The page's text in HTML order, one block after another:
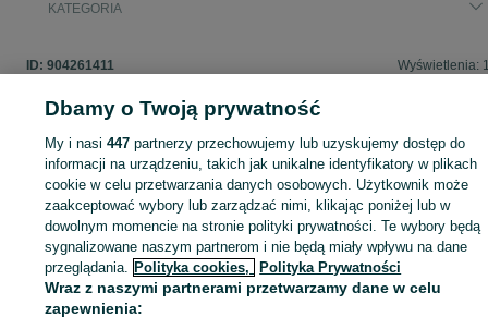
KATEGORIA
ID: 904261411 Wyświetlenia:
Zaloguj się lub załóż konto na OLX, aby skontaktować się z
sprzedającym
Zaloguj się / Załóż konto
Dbamy o Twoją prywatność
My i nasi447 partnerzy przechowujemy lub uzyskujemy dostęp do
informacji na urządzeniu, takich jak unikalne identyfikatory w plikach
cookie w celu przetwarzania danych osobowych. Użytkownik może
zaakceptować wybory lub zarządzać nimi, klikając poniżej lub w
dowolnym momencie na stronie polityki prywatności. Te wybory będą
sygnalizowane naszym partnerom i nie będą miały wpływu na dane
przeglądania. Polityka cookies, Polityka Prywatności
Wraz z naszymi partnerami przetwarzamy dane w celu
zapewnienia: